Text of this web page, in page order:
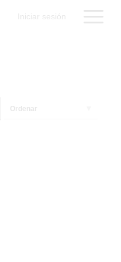
Iniciar sesión
Ordenar